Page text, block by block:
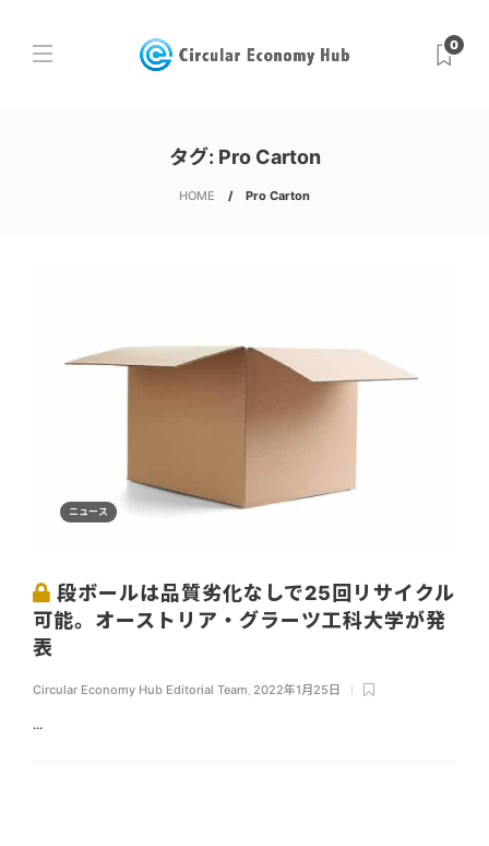
0
タグ: Pro Carton
HOME Pro Carton
ニュース
段ボールは品質劣化なしで25回リサイクル
可能。オーストリア・グラーツ工科大学が発
表
Circular Economy Hub Editorial Team, 2022年1月25日
...